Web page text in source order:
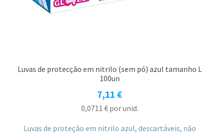
Luvas de protecção em nitrilo (sem pó) azul tamanho L
100un
7,11 €
0,0711 €por unid.
Luvas de proteção em nitrilo azul, descartáveis, não